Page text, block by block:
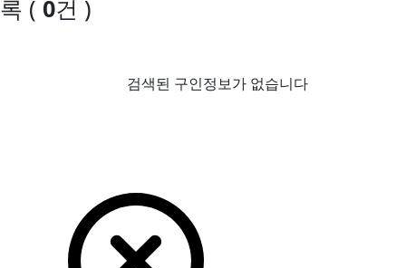
록 ( 0건 )
검색된 구인정보가 없습니다